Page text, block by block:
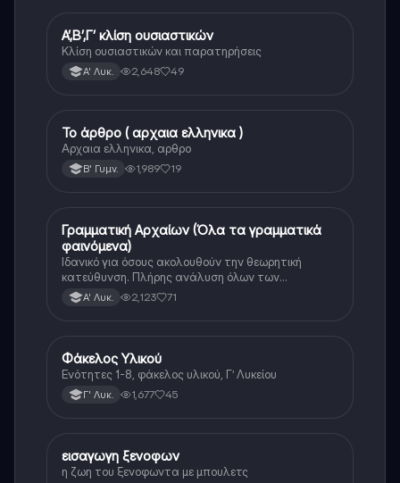
Αρχαία Ελληνικά
Α’,Β’,Γ’ κλίση ουσιαστικών
Κλίση ουσιαστικών και παρατηρήσεις
Α' Λυκ. 2,648 49
Αρχαία Ελληνικά
Το άρθρο ( αρχαια ελληνικα )
Αρχαια ελληνικα, αρθρο
Β' Γυμν. 1,989 19
Αρχαία Ελληνικά
Γραμματική Αρχαίων (Όλα τα γραμματικά
φαινόμενα)
Ιδανικό για όσους ακολουθούν την θεωρητική
κατεύθυνση. Πλήρης ανάλυση όλων των
γραμματικών φαινομένων της αρχαίας Ελληνικής.
Α' Λυκ. 2,123 71
Αρχαία Ελληνικά
Φάκελος Υλικού
Ενότητες 1-8, φάκελος υλικού, Γ’ Λυκείου
Γ' Λυκ. 1,677 45
Αρχαία Ελληνικά
εισαγωγη ξενοφων
η ζωη του ξενοφωντα με μπουλετς